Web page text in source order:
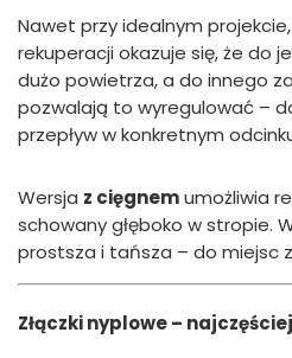
Nawet przy idealnym
rekuperacji okazuje się, że do
dużo powietrza, a do innego
pozwalają to wyregulować –
przepływ w konkretnym
Wersja z cięgnemumożliwia
schowany głęboko w stropie.
prostsza i tańsza – do miejsc
Złączki nyplowe –